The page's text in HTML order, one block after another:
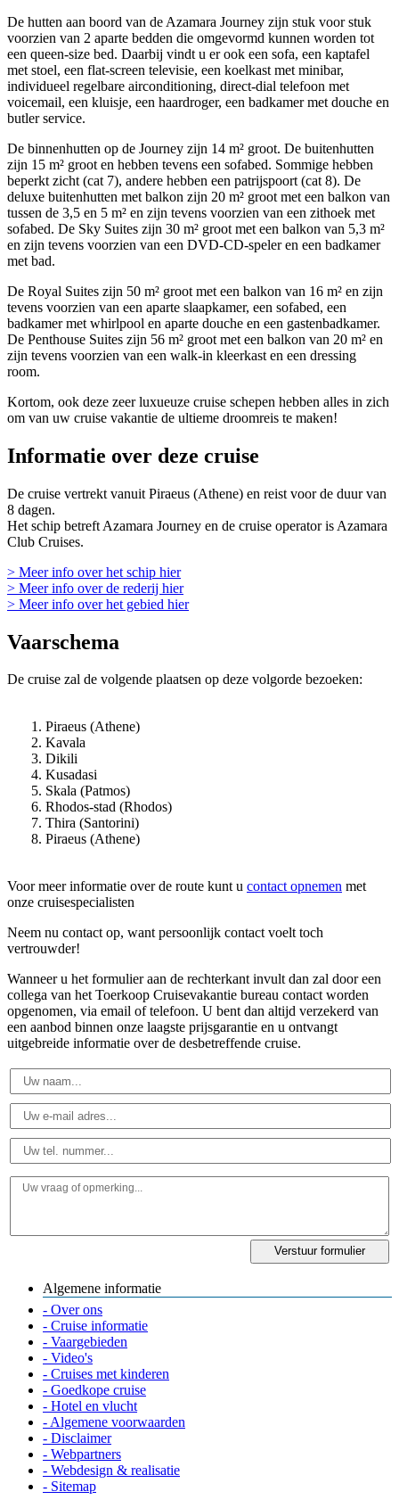
De hutten aan boord van de Azamara Journey zijn stuk voor stuk
voorzien van 2 aparte bedden die omgevormd kunnen worden tot
een queen-size bed. Daarbij vindt u er ook een sofa, een kaptafel
met stoel, een flat-screen televisie, een koelkast met minibar,
individueel regelbare airconditioning, direct-dial telefoon met
voicemail, een kluisje, een haardroger, een badkamer met douche en
butler service.
De binnenhutten op de Journey zijn 14 m² groot. De buitenhutten
zijn 15 m² groot en hebben tevens een sofabed. Sommige hebben
beperkt zicht (cat 7), andere hebben een patrijspoort (cat 8). De
deluxe buitenhutten met balkon zijn 20 m² groot met een balkon van
tussen de 3,5 en 5 m² en zijn tevens voorzien van een zithoek met
sofabed. De Sky Suites zijn 30 m² groot met een balkon van 5,3 m²
en zijn tevens voorzien van een DVD-CD-speler en een badkamer
met bad.
De Royal Suites zijn 50 m² groot met een balkon van 16 m² en zijn
tevens voorzien van een aparte slaapkamer, een sofabed, een
badkamer met whirlpool en aparte douche en een gastenbadkamer.
De Penthouse Suites zijn 56 m² groot met een balkon van 20 m² en
zijn tevens voorzien van een walk-in kleerkast en een dressing
room.
Kortom, ook deze zeer luxueuze cruise schepen hebben alles in zich
om van uw cruise vakantie de ultieme droomreis te maken!
Informatie over deze cruise
De cruise vertrekt vanuit Piraeus (Athene) en reist voor de duur van
8 dagen.
Het schip betreft Azamara Journey en de cruise operator is Azamara
Club Cruises.
> Meer info over het schip hier
> Meer info over de rederij hier
> Meer info over het gebied hier
Vaarschema
De cruise zal de volgende plaatsen op deze volgorde bezoeken:
Piraeus (Athene)
Kavala
Dikili
Kusadasi
Skala (Patmos)
Rhodos-stad (Rhodos)
Thira (Santorini)
Piraeus (Athene)
Voor meer informatie over de route kunt u contact opnemen met
onze cruisespecialisten
Neem nu contact op, want persoonlijk contact voelt toch
vertrouwder!
Wanneer u het formulier aan de rechterkant invult dan zal door een
collega van het Toerkoop Cruisevakantie bureau contact worden
opgenomen, via email of telefoon. U bent dan altijd verzekerd van
een aanbod binnen onze laagste prijsgarantie en u ontvangt
uitgebreide informatie over de desbetreffende cruise.
Algemene informatie
- Over ons
- Cruise informatie
- Vaargebieden
- Video's
- Cruises met kinderen
- Goedkope cruise
- Hotel en vlucht
- Algemene voorwaarden
- Disclaimer
- Webpartners
- Webdesign & realisatie
- Sitemap